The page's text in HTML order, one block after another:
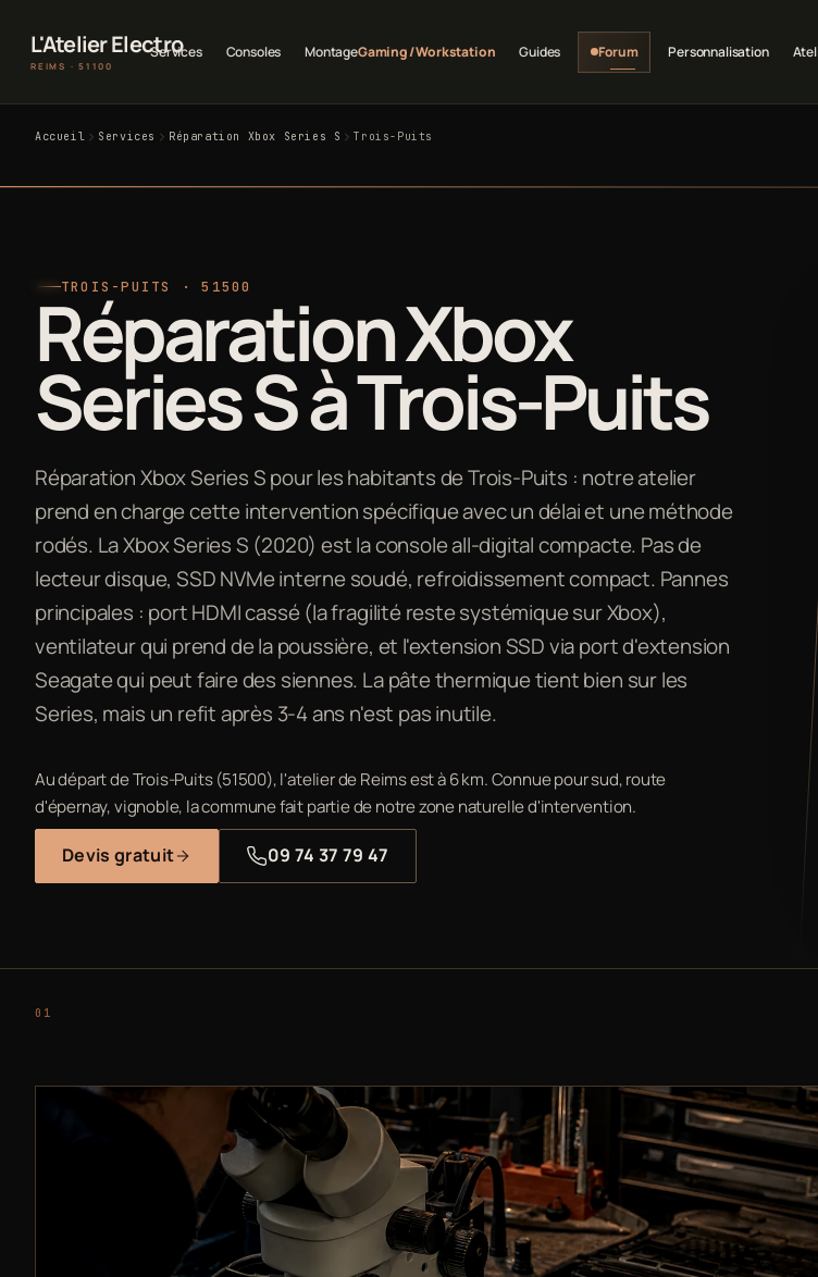
L'Atelier Electro
REIMS · 51100
Services Consoles MontageGaming / Workstation Guides Forum Personnalisation
Accueil Services Réparation Xbox Series S Trois-Puits
TROIS-PUITS · 51500
Réparation Xbox
Series S à Trois-Puits
Réparation Xbox Series S pour les habitants de Trois-Puits : notre atelier
prend en charge cette intervention spécifique avec un délai et une méthode
rodés. La Xbox Series S (2020) est la console all-digital compacte. Pas de
lecteur disque, SSD NVMe interne soudé, refroidissement compact. Pannes
principales : port HDMI cassé (la fragilité reste systémique sur Xbox),
ventilateur qui prend de la poussière, et l'extension SSD via port d'extension
Seagate qui peut faire des siennes. La pâte thermique tient bien sur les
Series, mais un refit après 3-4 ans n'est pas inutile.
Au départ de Trois-Puits (51500), l'atelier de Reims est à 6 km. Connue pour sud, route
d'épernay, vignoble, la commune fait partie de notre zone naturelle d'intervention.
Devis gratuit 09 74 37 79 47